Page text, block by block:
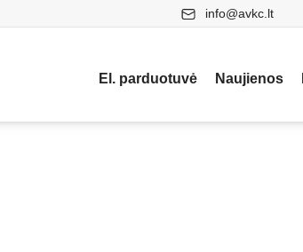
info@avkc.lt
El. parduotuvė Naujienos